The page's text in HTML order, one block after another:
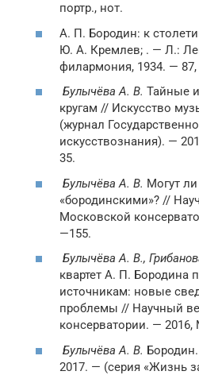
портр., нот.
А. П. Бородин: к
Ю. А. Кремлев; . — Л.:
филармония, 1934. — 87,
Булычёва А. В. Тайные
кругам // Искусство
(журнал
искусствознания). —
35.
Булычёва А. В. Могут
«бородинскими»? //
Московской
—155.
Булычёва А. В.,
квартет А. П. Бородина
источникам: новые
проблемы // Научный
консерватории. — 2016,
Булычёва А. В.
2017. — (серия «Жизнь